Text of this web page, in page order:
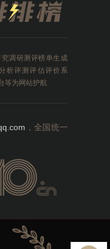
调研测评榜单生成
析评测评估评价系
等为网站护航
，全国统一